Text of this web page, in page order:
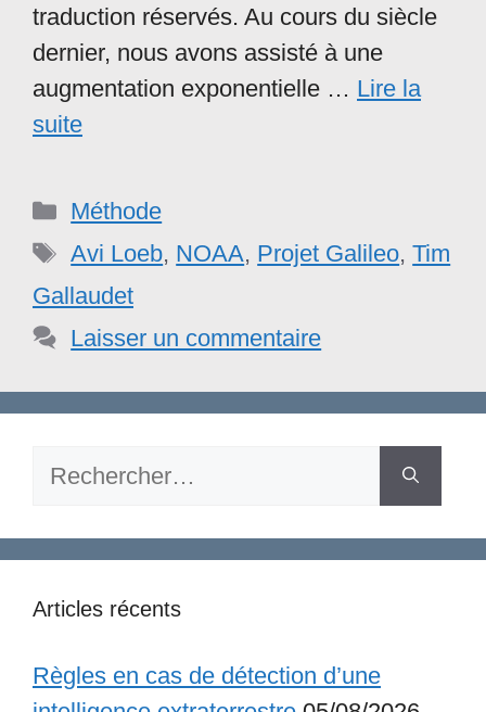
traduction réservés. Au cours du siècle
dernier, nous avons assisté à une
augmentation exponentielle … Lire la
suite
Catégories
Méthode
Étiquettes
Avi Loeb, NOAA, Projet Galileo,Tim
Gallaudet
Laisser un commentaire
Rechercher :
Articles récents
Règles en cas de détection d’une